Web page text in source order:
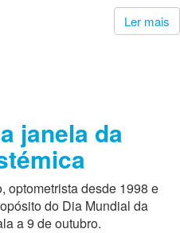
Ler mais
janela da
optometrista desde 1998 e
do Dia Mundial da
a 9 de outubro.